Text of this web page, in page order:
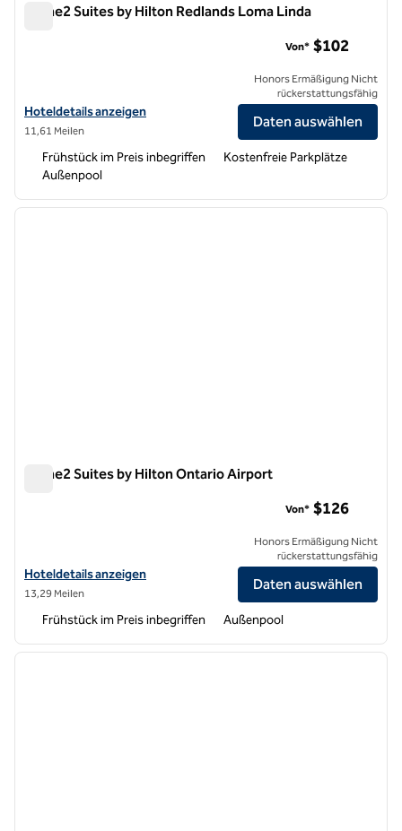
Home2 Suites by Hilton Redlands Loma Linda
Hoteldetails für Home2 Suites by Hilton Redlands Loma Linda
Hoteldetails anzeigen
11,61 Meilen
Von* $102
Honors Ermäßigung Nicht
rückerstattungsfähig
Daten auswählen
Frühstück im Preis inbegriffen
Kostenfreie Parkplätze
Außenpool
1 von 12
Home2 Suites by Hilton Ontario Airport
Hoteldetails für Home2 Suites by Hilton Ontario Airport anzeigen
Hoteldetails anzeigen
13,29 Meilen
Von* $126
Honors Ermäßigung Nicht
rückerstattungsfähig
Daten auswählen
Frühstück im Preis inbegriffen Außenpool
1 von 12